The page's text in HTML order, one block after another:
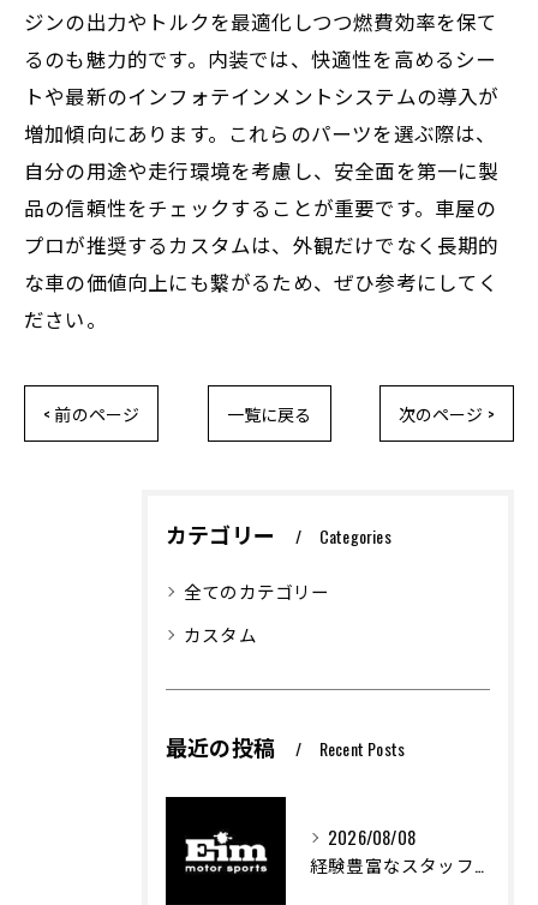
ジンの出力やトルクを最適化しつつ燃費効率を保て
るのも魅力的です。内装では、快適性を高めるシー
トや最新のインフォテインメントシステムの導入が
増加傾向にあります。これらのパーツを選ぶ際は、
自分の用途や走行環境を考慮し、安全面を第一に製
品の信頼性をチェックすることが重要です。車屋の
プロが推奨するカスタムは、外観だけでなく長期的
な車の価値向上にも繋がるため、ぜひ参考にしてく
ださい。
< 前のページ 一覧に戻る 次のページ >
カテゴリー Categories
全てのカテゴリー
カスタム
最近の投稿 Recent Posts
2026/08/08
経験豊富なスタッフが創る車屋の魅力と技術